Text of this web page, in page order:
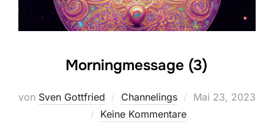
Morningmessage (3)
von Sven Gottfried Channelings
Veröffentlicht
Mai 23, 2023
Keine Kommentare